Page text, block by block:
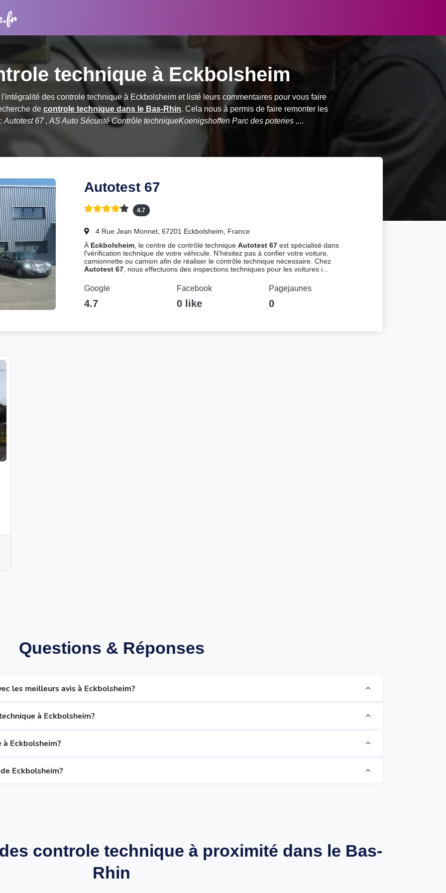
technique à Eckbolsheim
des controle technique à Eckbolsheim et listé leurs commentaires pour vous faire
de controle technique dans le Bas-Rhin. Cela nous à permis de faire remonter les
Autotest 67 , AS Auto Sécurité Contrôle techniqueKoenigshoffen Parc des poteries ,...
Autotest 67
4.7
4 Rue Jean Monnet, 67201 Eckbolsheim, France
À Eckbolsheim, le centre de contrôle technique Autotest 67est spécialisé dans
l'vérification technique de votre véhicule. N'hésitez pas à confier votre voiture,
camionnette ou camion afin de réaliser le contrôle technique nécessaire. Chez
Autotest 67, nous effectuons des inspections techniques pour les voitures i...
Google
4.7
Facebook
0 like
Pagejaunes
0
Questions & Réponses
les meilleurs avis à Eckbolsheim?
à Eckbolsheim?
Eckbolsheim?
Eckbolsheim?
controle technique à proximité dans le Bas-
Rhin